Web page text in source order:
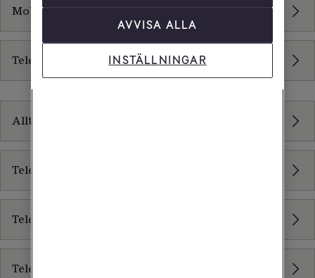
Mobilt bredband 5G - mindre företag
Tele2 Säker
Allt inom Contact Center
Tele2 Cloud Contact Center Genesys
Tele2 Cloud Contact Center Zisson
Tele2 Contact Center Artvise
AVVISA ALLA
INSTÄLLNINGAR